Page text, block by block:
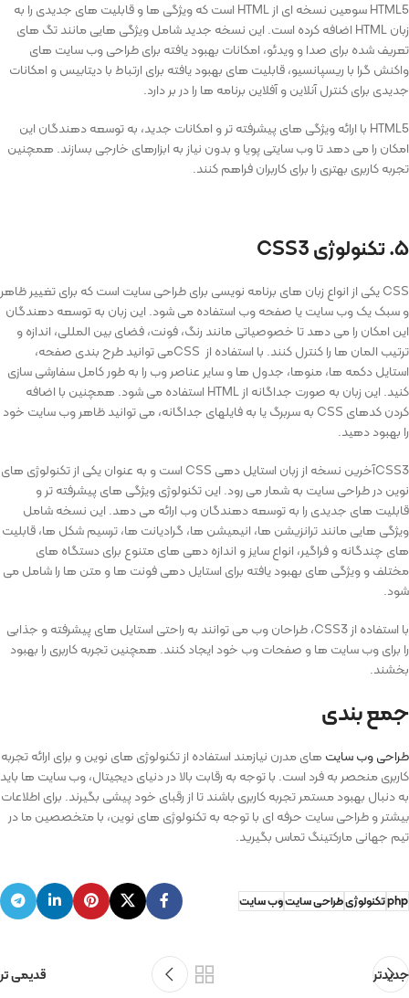
HTML5 سومین نسخه ای از HTML است که ویژگی ها و قابلیت های جدیدی را به
زبان HTML اضافه کرده است. این نسخه جدید شامل ویژگی هایی مانند تگ های
تعریف شده برای صدا و ویدئو، امکانات بهبود یافته برای طراحی وب سایت های
واکنش گرا با ریسپانسیو، قابلیت های بهبود یافته برای ارتباط با دیتابیس و امکانات
جدیدی برای کنترل آنلاین و آفلاین برنامه ها را در بر دارد.
HTML5 با ارائه ویژگی های پیشرفته تر و امکانات جدید، به توسعه دهندگان این
امکان را می دهد تا وب سایتی پویا و بدون نیاز به ابزارهای خارجی بسازند. همچنین
تجربه کاربری بهتری را برای کاربران فراهم کنند.
۵. تکنولوژی CSS3
CSS یکی از انواع زبان های برنامه نویسی برای طراحی سایت است که برای تغییر ظاهر
و سبک یک وب سایت یا صفحه وب استفاده می شود. این زبان به توسعه دهندگان
این امکان را می دهد تا خصوصیاتی مانند رنگ، فونت، فضای بین المللی، اندازه و
ترتیب المان ها را کنترل کنند. با استفاده از CSSمی‌ توانید طرح بندی صفحه،
استایل دکمه‌ ها، منوها، جدول ها و سایر عناصر وب را به طور کامل سفارشی سازی
کنید. این زبان به صورت جداگانه از HTML استفاده می شود. همچنین با اضافه
کردن کدهای CSS به سربرگ یا به فایلهای جداگانه، می توانید ظاهر وب سایت خود
را بهبود دهید.
CSS3آخرین نسخه از زبان استایل دهی CSS است و به عنوان یکی از تکنولوژی های
نوین در طراحی سایت به شمار می رود. این تکنولوژی ویژگی های پیشرفته تر و
قابلیت های جدیدی را به توسعه دهندگان وب ارائه می دهد. این نسخه شامل
ویژگی هایی مانند ترانزیشن ها، انیمیشن ها، گرادیانت ها، ترسیم شکل ها، قابلیت
های چندگانه و فراگیر، انواع سایز و اندازه دهی های متنوع برای دستگاه های
مختلف و ویژگی های بهبود یافته برای استایل دهی فونت ها و متن ها را شامل می
شود.
با استفاده از CSS3، طراحان وب می توانند به راحتی استایل های پیشرفته و جذابی
را برای وب سایت ها و صفحات وب خود ایجاد کنند. همچنین تجربه کاربری را بهبود
بخشند.
جمع بندی
طراحی وب سایت های مدرن نیازمند استفاده از تکنولوژی های نوین و برای ارائه تجربه
کاربری منحصر به فرد است. با توجه به رقابت بالا در دنیای دیجیتال، وب سایت ها باید
به دنبال بهبود مستمر تجربه کاربری باشند تا از رقبای خود پیشی بگیرند. برای اطلاعات
بیشتر و طراحی سایت حرفه ای با توجه به تکنولوژی های نوین، با متخصصین ما در
تیم جهانی مارکتینگ تماس بگیرید.
phpتکنولوژیطراحی سایتوب سایت
جدیدتر قدیمی تر